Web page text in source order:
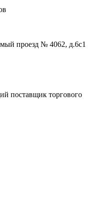
проезд № 4062, д.6с1
поставщик торгового